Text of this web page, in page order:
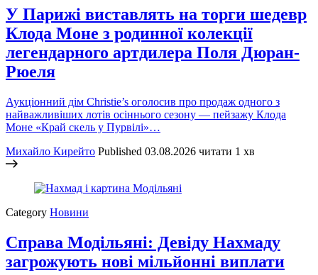
У Парижі виставлять на торги шедевр
Клода Моне з родинної колекції
легендарного артдилера Поля Дюран-
Рюеля
Аукціонний дім Christie’s оголосив про продаж одного з
найважливіших лотів осіннього сезону — пейзажу Клода
Моне «Край скель у Пурвілі»…
Михайло Кирейто Published 03.08.2026 читати 1 хв
Category Новини
Справа Модільяні: Девіду Нахмаду
загрожують нові мільйонні виплати